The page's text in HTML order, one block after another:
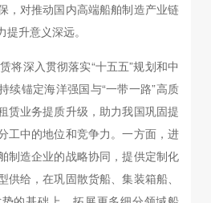
，对推动国内高端船舶制造产业链
升意义深远。
将深入贯彻落实“十五五”规划和中
续锚定海洋强国与“一带一路”高质
赁业务提质升级，助力我国巩固提
工中的地位和竞争力。一方面，进
制造企业的战略协同，提供定制化
给，在巩固散货船、集装箱船、